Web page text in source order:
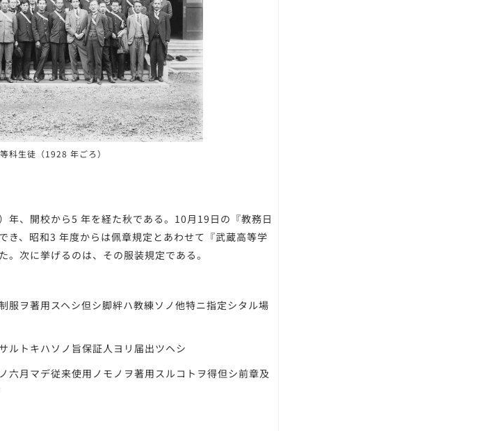
生徒（1928 年ごろ）
、開校から5 年を経た秋である。10月19日の『教務日
き、昭和3 年度からは佩章規定とあわせて『武蔵高等学
次に挙げるのは、その服装規定である。
ヲ著用スヘシ但シ脚絆ハ教練ソノ他特ニ指定シタル場
トキハソノ旨保証人ヨリ届出ツヘシ
月マデ従来使用ノモノヲ著用スルコトヲ得但シ前章及